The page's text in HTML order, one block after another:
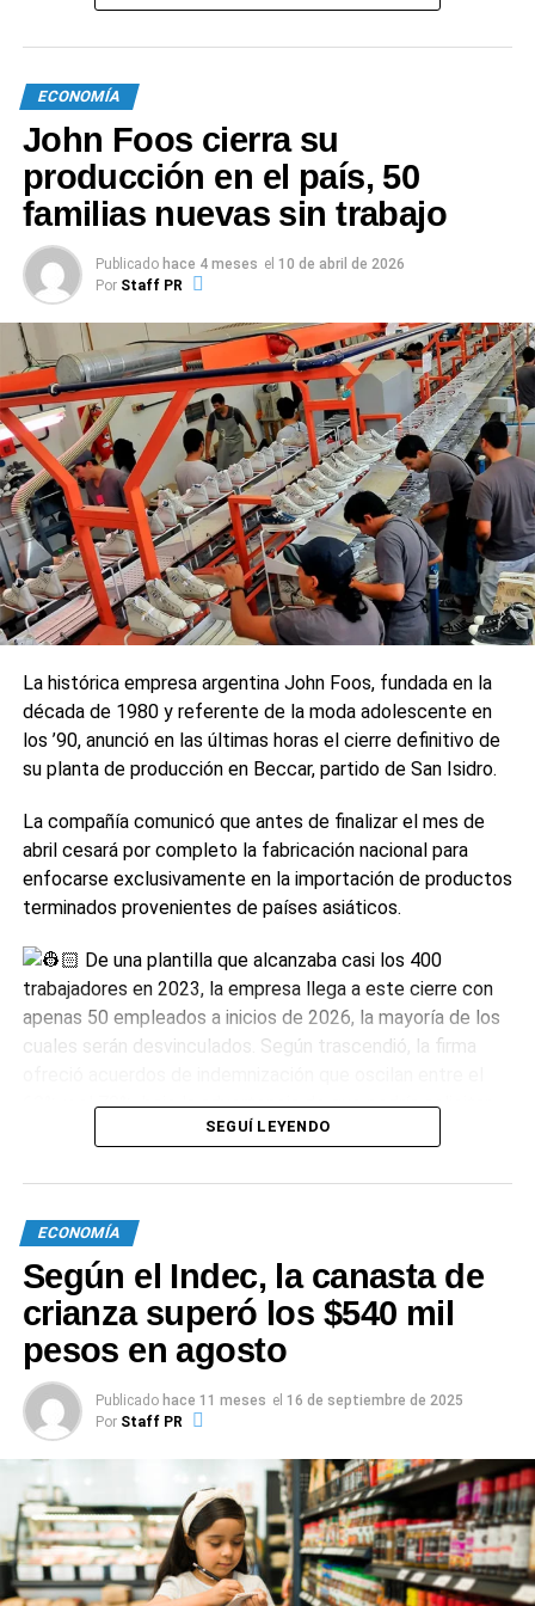
0 0
TEMAS RELACIONADOS: DOLAR BLUE
SIGUIENTE
Respiran las criptomonedas: sube el Bitcoin y las
«ballenas» aguantan
NO TE PIERDAS
Impuesto a las Ganancias: la devolución será en
5 cuotas desde julio
ECONOMÍA
John Foos cierra su
producción en el país, 50
familias nuevas sin trabajo
Publicado hace 4 meses el 10 de abril de 2026
Por Staff PR
La histórica empresa argentina John Foos, fundada en la
década de 1980 y referente de la moda adolescente en
los ’90, anunció en las últimas horas el cierre definitivo de
su planta de producción en Beccar, partido de San Isidro.
La compañía comunicó que antes de finalizar el mes de
abril cesará por completo la fabricación nacional para
enfocarse exclusivamente en la importación de productos
terminados provenientes de países asiáticos.
De una plantilla que alcanzaba casi los 400
trabajadores en 2023, la empresa llega a este cierre con
apenas 50 empleados a inicios de 2026, la mayoría de los
cuales serán desvinculados. Según trascendió, la firma
60% y el 70%, bajo la advertencia de que podría solicitar
un concurso preventivo de no lograrse acuerdos rápidos.
SEGUÍ LEYENDO
ECONOMÍA
Según el Indec, la canasta de
crianza superó los $540 mil
pesos en agosto
Publicado hace 11 meses el 16 de septiembre de 2025
Por Staff PR